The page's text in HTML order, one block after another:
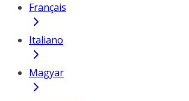
Français
Italiano
Magyar